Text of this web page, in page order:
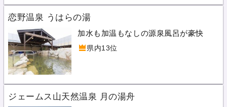
恋野温泉 うはらの湯
加水も加温もなしの源泉風呂が豪快
県内13位
ジェームス山天然温泉 月の湯舟